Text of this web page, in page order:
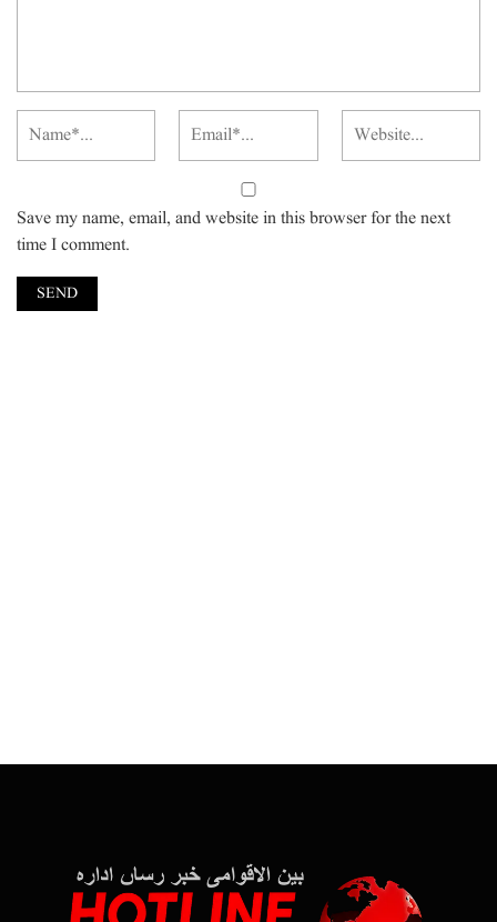
Save my name, email, and website in this browser for the next
time I comment.